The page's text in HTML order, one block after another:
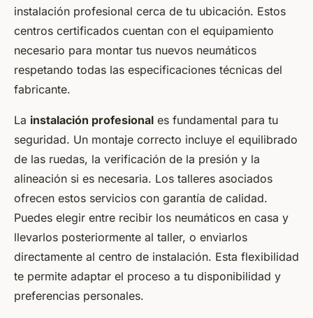
instalación profesional cerca de tu ubicación. Estos
centros certificados cuentan con el equipamiento
necesario para montar tus nuevos neumáticos
respetando todas las especificaciones técnicas del
fabricante.
La instalación profesional es fundamental para tu
seguridad. Un montaje correcto incluye el equilibrado
de las ruedas, la verificación de la presión y la
alineación si es necesaria. Los talleres asociados
ofrecen estos servicios con garantía de calidad.
Puedes elegir entre recibir los neumáticos en casa y
llevarlos posteriormente al taller, o enviarlos
directamente al centro de instalación. Esta flexibilidad
te permite adaptar el proceso a tu disponibilidad y
preferencias personales.